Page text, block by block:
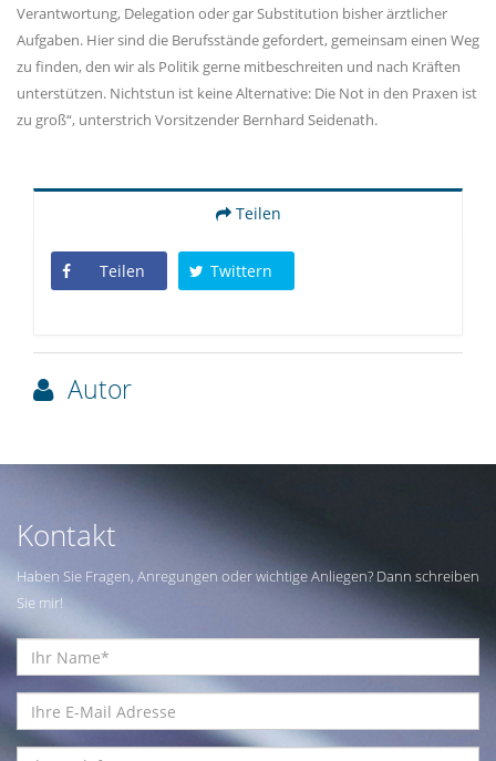
Verantwortung, Delegation oder gar Substitution bisher ärztlicher
Aufgaben. Hier sind die Berufsstände gefordert, gemeinsam einen Weg
zu finden, den wir als Politik gerne mitbeschreiten und nach Kräften
unterstützen. Nichtstun ist keine Alternative: Die Not in den Praxen ist
zu groß“, unterstrich Vorsitzender Bernhard Seidenath.
Teilen
Teilen Twittern
Autor
Kontakt
Haben Sie Fragen, Anregungen oder wichtige Anliegen? Dann schreiben
Sie mir!